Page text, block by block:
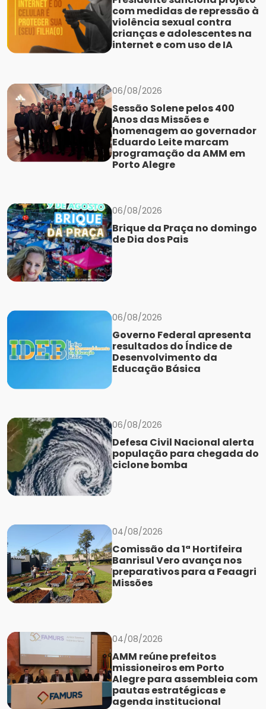
com medidas de repressão à
violência sexual contra
crianças e adolescentes na
internet e com uso de IA
06/08/2026
Sessão Solene pelos 400
Anos das Missões e
homenagem ao governador
Eduardo Leite marcam
programação da AMM em
Porto Alegre
06/08/2026
Brique da Praça no domingo
de Dia dos Pais
06/08/2026
Governo Federal apresenta
resultados do Índice de
Desenvolvimento da
Educação Básica
06/08/2026
Defesa Civil Nacional alerta
população para chegada do
ciclone bomba
04/08/2026
Comissão da 1ª Hortifeira
Banrisul Vero avança nos
preparativos para a Feaagri
Missões
04/08/2026
AMM reúne prefeitos
missioneiros em Porto
Alegre para assembleia com
pautas estratégicas e
agenda institucional